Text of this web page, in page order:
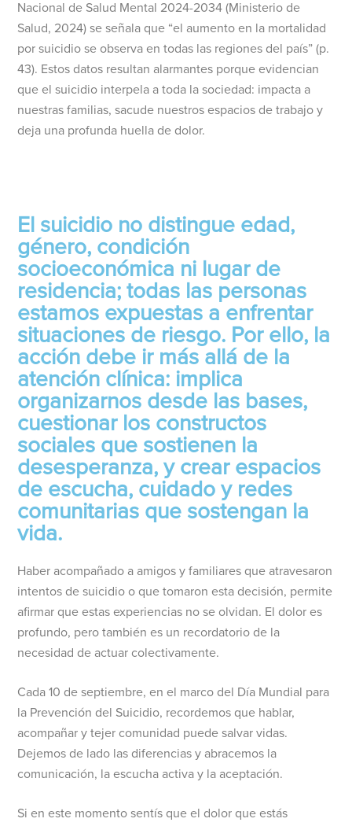
Nacional de Salud Mental 2024-2034 (Ministerio de
Salud, 2024) se señala que “el aumento en la mortalidad
por suicidio se observa en todas las regiones del país” (p.
43). Estos datos resultan alarmantes porque evidencian
que el suicidio interpela a toda la sociedad: impacta a
nuestras familias, sacude nuestros espacios de trabajo y
deja una profunda huella de dolor.
El suicidio no distingue edad,
género, condición
socioeconómica ni lugar de
residencia; todas las personas
estamos expuestas a enfrentar
situaciones de riesgo. Por ello, la
acción debe ir más allá de la
atención clínica: implica
organizarnos desde las bases,
cuestionar los constructos
sociales que sostienen la
desesperanza, y crear espacios
de escucha, cuidado y redes
comunitarias que sostengan la
vida.
Haber acompañado a amigos y familiares que atravesaron
intentos de suicidio o que tomaron esta decisión, permite
afirmar que estas experiencias no se olvidan. El dolor es
profundo, pero también es un recordatorio de la
necesidad de actuar colectivamente.
Cada 10 de septiembre, en el marco del Día Mundial para
la Prevención del Suicidio, recordemos que hablar,
acompañar y tejer comunidad puede salvar vidas.
Dejemos de lado las diferencias y abracemos la
comunicación, la escucha activa y la aceptación.
Si en este momento sentís que el dolor que estás